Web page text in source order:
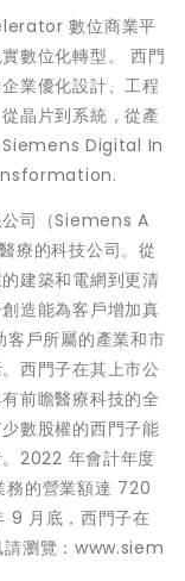
數位商業平
數位化轉型。 西門
業優化設計、工程
晶片到系統，從產
Siemens Digital In
公司（Siemens A
療的科技公司。從
建築和電網到更清
造能為客戶增加真
客戶所屬的產業和市
西門子在其上市公
前瞻醫療科技的全
數股權的西門子能
2022 年會計年度
務的營業額達 720
9 月底，西門子在
請瀏覽：www.siem